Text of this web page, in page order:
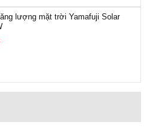
lượng mặt trời Yamafuji Solar